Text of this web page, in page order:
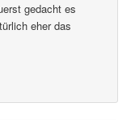
gedacht es
eher das